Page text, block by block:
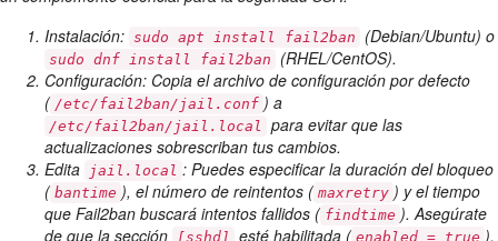
Instalación: sudo apt install fail2ban (Debian/Ubuntu) o
sudo dnf install fail2ban
(RHEL/CentOS).
Configuración: Copia el archivo de configuración por defecto
( /etc/fail2ban/jail.conf ) a
/etc/fail2ban/jail.local
para evitar que las
actualizaciones sobrescriban tus cambios.
Edita
jail.local : Puedes especificar la duración del bloqueo
( bantime ), el número de reintentos ( maxretry ) y el tiempo
que Fail2ban buscará intentos fallidos ( findtime ). Asegúrate
de que la sección
[sshd] esté habilitada ( enabled = true ).